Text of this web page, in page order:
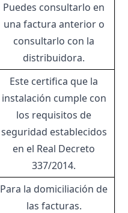
Puedes consultarlo en
una factura anterior o
consultarlo con la
distribuidora.
Este certifica que la
instalación cumple con
los requisitos de
seguridad establecidos
en el Real Decreto
337/2014.
Para la domiciliación de
las facturas.